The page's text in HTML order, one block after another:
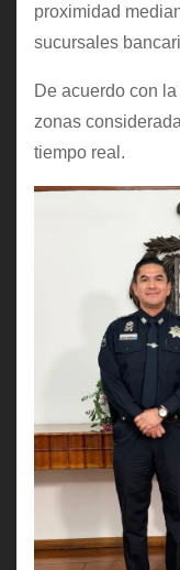
proximidad
sucursales
De acuerdo con
zonas
tiempo real.